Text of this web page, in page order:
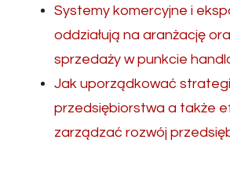
Systemy komercyjne i
oddziałują na aranżację
sprzedaży w punkcie
Jak uporządkować
przedsiębiorstwa a także
zarządzać rozwój